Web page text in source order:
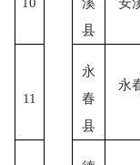
县
11
永
春
县
永